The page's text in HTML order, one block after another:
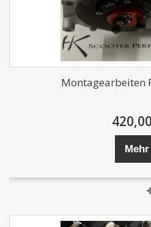
Montagearbeiten
Mehr